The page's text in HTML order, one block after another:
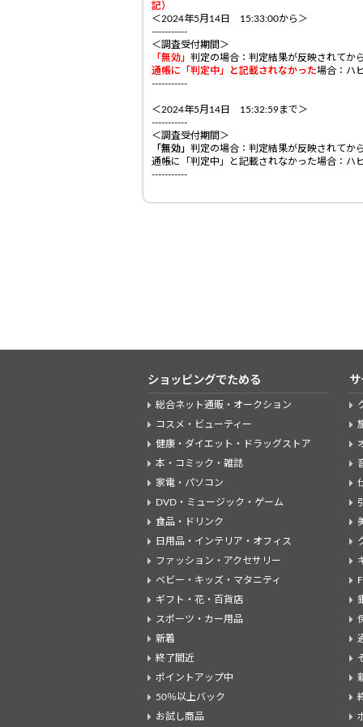
記）
＜2024年5月14日 15:33:00から＞
-----------
＜調査受付期間＞
「無効」 判定の場合：判定結果が反映されてか
通帳に「判定中」と記載されなかった場合：ハ
-----------
＜2024年5月14日 15:32:59まで＞
-----------
＜調査受付期間＞
「無効」 判定の場合：判定結果が反映されてか
通帳に「判定中」と記載されなかった場合：ハ
-----------
ショッピングでためる
総合ネット通販・オークション
コスメ・ビューティー
健康・ダイエット・ドラッグストア
本・コミック・雑誌
家電・パソコン
DVD・ミュージック・ゲーム
食品・ドリンク
日用品・インテリア・オフィス
ファッション・アクセサリー
ベビー・キッズ・マタニティ
ギフト・花・百貨店
スポーツ・カー用品
新着
終了間近
ポイントアップ中
50％以上バック
お試し商品